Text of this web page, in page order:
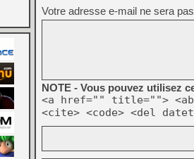
Votre adresse e-mail ne sera
NOTE - Vous pouvez utilisez
<a href="" title="">
<cite> <code> <del